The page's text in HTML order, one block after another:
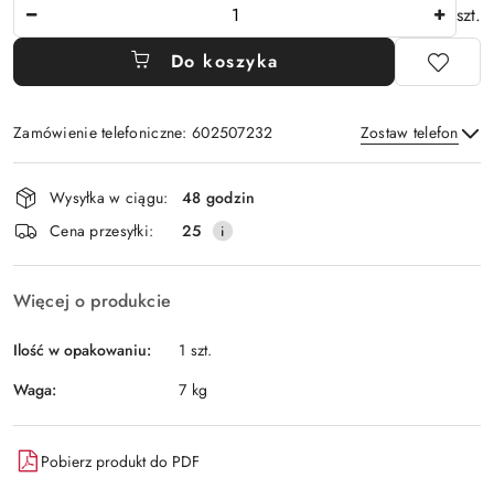
szt.
Do koszyka
Zamówienie telefoniczne: 602507232 Zostaw telefon
Wyślij
Dostępność
i
dostawa
Wysyłka w ciągu:
48 godzin
Cena przesyłki:
25
Więcej o produkcie
Ilość w opakowaniu:
1 szt.
Waga:
7 kg
Pobierz produkt do PDF